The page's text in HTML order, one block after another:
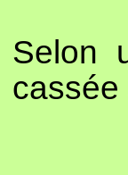
Selon
cassée